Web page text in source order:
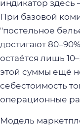
индикатор
При базовой
"постельное
достигают
остаётся лишь
этой суммы ещё
себестоимость
операционные
Модель